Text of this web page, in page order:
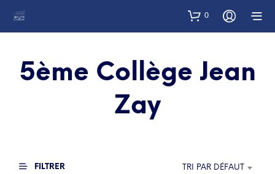
0
5ème Collège Jean
Zay
FILTRER TRI PAR DÉFAUT